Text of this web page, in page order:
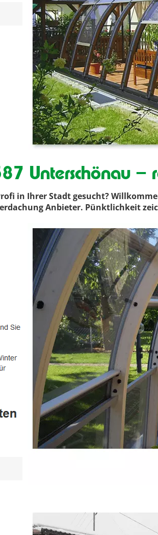
Unterschönau –
in Ihrer Stadt gesucht?
Anbieter. Pünktlichkeit